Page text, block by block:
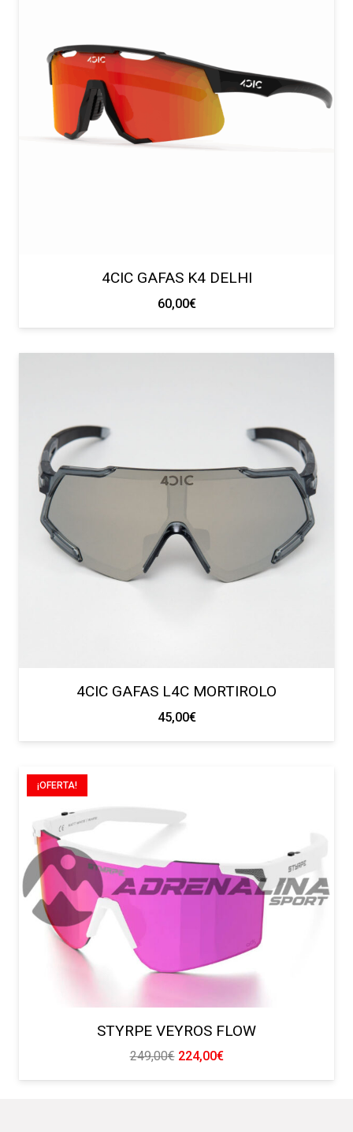
4CIC GAFAS K4 DELHI
60,00€
4CIC GAFAS L4C MORTIROLO
45,00€
¡OFERTA!
STYRPE VEYROS FLOW
249,00€ El
precio
224,00€El
precio